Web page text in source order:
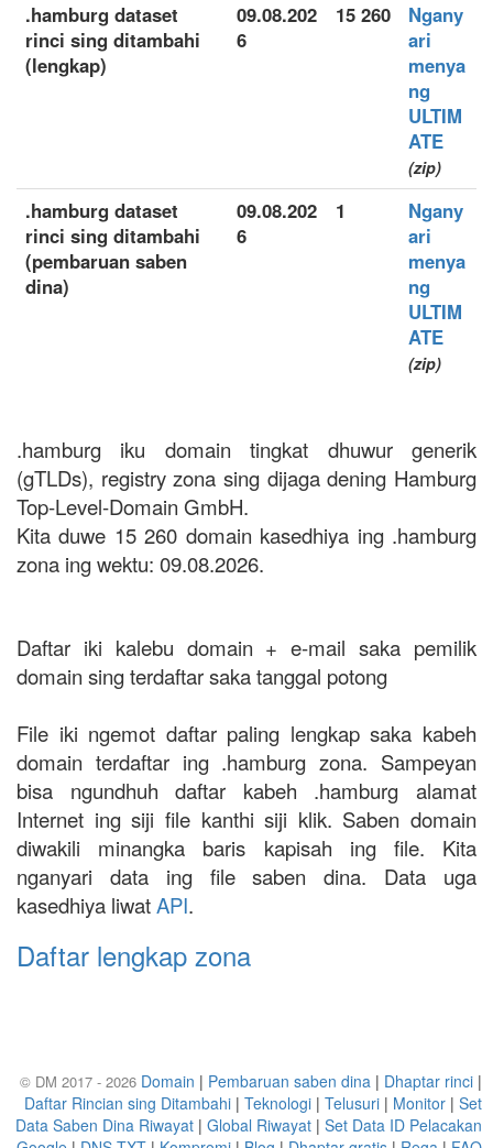
.hamburg dataset
rinci sing ditambahi
(lengkap)
09.08.202
6
15 260
Ngany
ari
menya
ng
ULTIM
ATE
(zip)
.hamburg dataset
rinci sing ditambahi
(pembaruan saben
dina)
09.08.202
6
1
Ngany
ari
menya
ng
ULTIM
ATE
(zip)
.hamburg iku domain tingkat dhuwur generik
(gTLDs), registry zona sing dijaga dening Hamburg
Top-Level-Domain GmbH.
Kita duwe 15 260 domain kasedhiya ing .hamburg
zona ing wektu: 09.08.2026.
Daftar iki kalebu domain + e-mail saka pemilik
domain sing terdaftar saka tanggal potong
File iki ngemot daftar paling lengkap saka kabeh
domain terdaftar ing .hamburg zona. Sampeyan
bisa ngundhuh daftar kabeh .hamburg alamat
Internet ing siji file kanthi siji klik. Saben domain
diwakili minangka baris kapisah ing file. Kita
nganyari data ing file saben dina. Data uga
kasedhiya liwatAPI.
Daftar lengkap zona
© DM 2017 - 2026 Domain | Pembaruan saben dina | Dhaptar rinci |
Daftar Rincian sing Ditambahi | Teknologi | Telusuri | Monitor | Set
Data Saben Dina Riwayat | Global Riwayat | Set Data ID Pelacakan